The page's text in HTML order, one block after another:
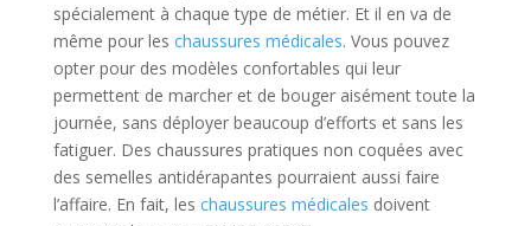
spécialement à chaque type de métier. Et il en va de
même pour les chaussures médicales. Vous pouvez
opter pour des modèles confortables qui leur
permettent de marcher et de bouger aisément toute la
journée, sans déployer beaucoup d’efforts et sans les
fatiguer. Des chaussures pratiques non coquées avec
des semelles antidérapantes pourraient aussi faire
l’affaire. En fait, les chaussures médicales doivent